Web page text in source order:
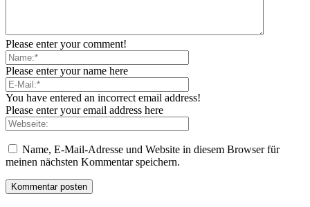
Please enter your comment!
Please enter your name here
You have entered an incorrect email address!
Please enter your email address here
Name, E-Mail-Adresse und Website in diesem Browser für
meinen nächsten Kommentar speichern.